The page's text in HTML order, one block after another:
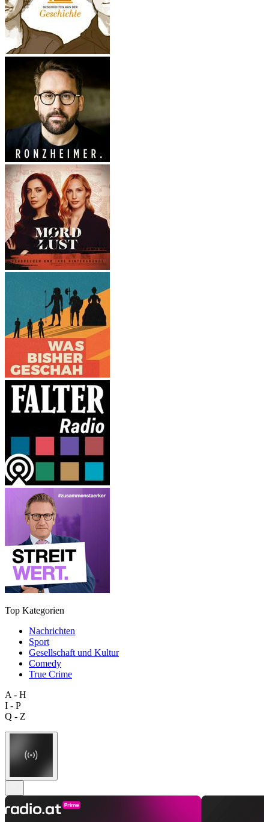
Top Kategorien
Nachrichten
Sport
Gesellschaft und Kultur
Comedy
True Crime
A - H
I - P
Q - Z